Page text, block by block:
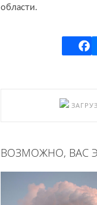
области.
ВОЗМОЖНО, ВАС